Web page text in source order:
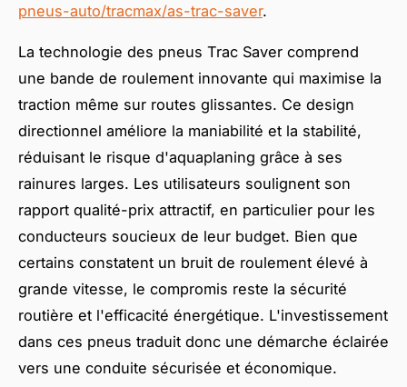
pneus-auto/tracmax/as-trac-saver.
La technologie des pneus Trac Saver comprend
une bande de roulement innovante qui maximise la
traction même sur routes glissantes. Ce design
directionnel améliore la maniabilité et la stabilité,
réduisant le risque d'aquaplaning grâce à ses
rainures larges. Les utilisateurs soulignent son
rapport qualité-prix attractif, en particulier pour les
conducteurs soucieux de leur budget. Bien que
certains constatent un bruit de roulement élevé à
grande vitesse, le compromis reste la sécurité
routière et l'efficacité énergétique. L'investissement
dans ces pneus traduit donc une démarche éclairée
vers une conduite sécurisée et économique.